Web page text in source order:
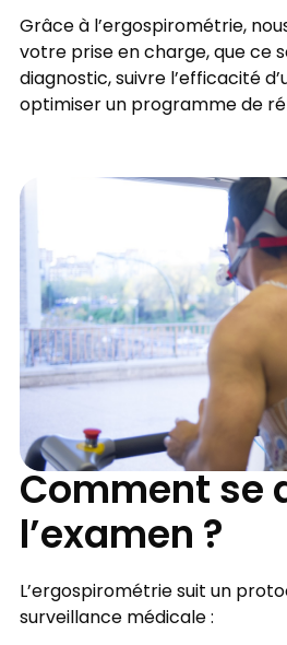
Grâce à l’ergospirométrie,
votre prise en charge, que ce
diagnostic, suivre l’efficacité
optimiser un programme de
Comment se
l’examen ?
L’ergospirométrie suit un
surveillance médicale :